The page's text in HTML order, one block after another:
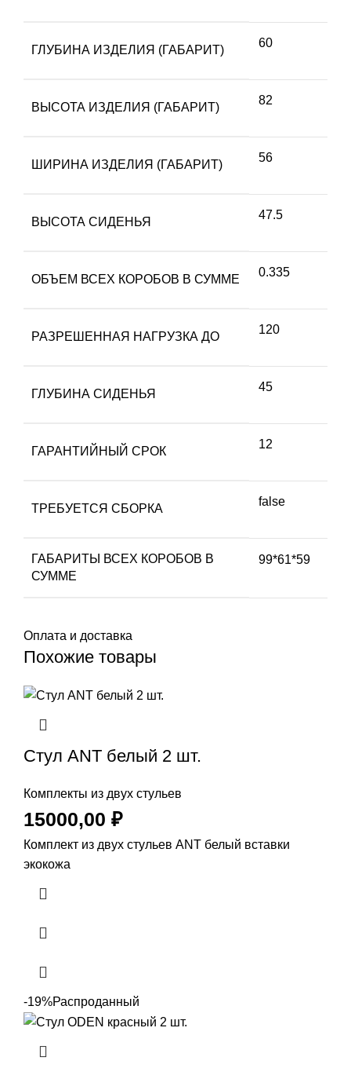
ГЛУБИНА ИЗДЕЛИЯ (ГАБАРИТ)
60
ВЫСОТА ИЗДЕЛИЯ (ГАБАРИТ)
82
ШИРИНА ИЗДЕЛИЯ (ГАБАРИТ)
56
ВЫСОТА СИДЕНЬЯ
47.5
ОБЪЕМ ВСЕХ КОРОБОВ В СУММЕ
0.335
РАЗРЕШЕННАЯ НАГРУЗКА ДО
120
ГЛУБИНА СИДЕНЬЯ
45
ГАРАНТИЙНЫЙ СРОК
12
ТРЕБУЕТСЯ СБОРКА
false
ГАБАРИТЫ ВСЕХ КОРОБОВ В
СУММЕ
99*61*59
Оплата и доставка
Похожие товары
Стул ANT белый 2 шт.
Комплекты из двух стульев
15000,00 ₽
Комплект из двух стульев ANT белый вставки
экокожа
-19%Распроданный